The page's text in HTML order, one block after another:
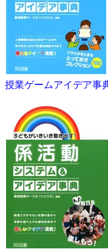
授業ゲームアイデア事